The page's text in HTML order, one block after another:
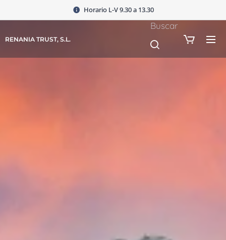
Horario L-V 9.30 a 13.30
RENANIA TRUST, S.L.
Buscar